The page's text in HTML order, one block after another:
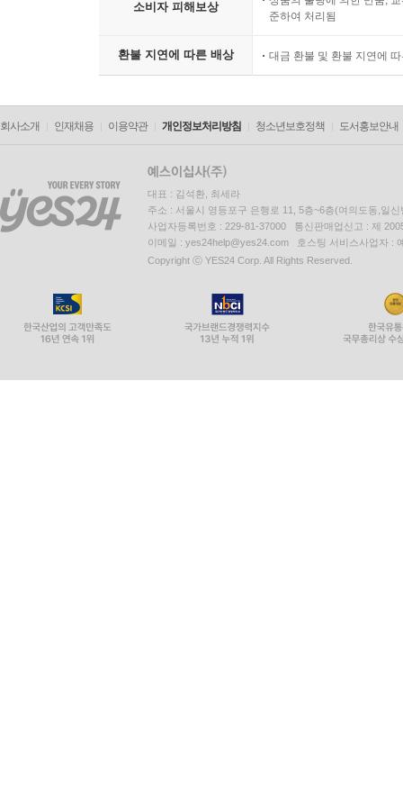
소비자 피해보상
준하여 처리됨
환불 지연에 따른 배상 대금 환불 및 환불 지연에
회사소개 인재채용 이용약관 개인정보처리방침 청소년보호정책 도서홍보안내
대표 : 김석환, 최세라
주소 : 서울시 영등포구 은행로 11, 5층~6층(여의도동,일신
사업자등록번호 : 229-81-37000 통신판매업신고 : 제
이메일 : yes24help@yes24.com 호스팅 서비스사업자 :
Copyright ⓒ YES24 Corp. All Rights Reserved.